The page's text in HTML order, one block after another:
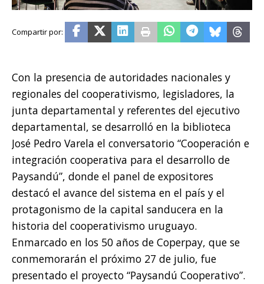
Con la presencia de autoridades nacionales y
regionales del cooperativismo, legisladores, la
junta departamental y referentes del ejecutivo
departamental, se desarrolló en la biblioteca
José Pedro Varela el conversatorio “Cooperación e
integración cooperativa para el desarrollo de
Paysandú”, donde el panel de expositores
destacó el avance del sistema en el país y el
protagonismo de la capital sanducera en la
historia del cooperativismo uruguayo.
Enmarcado en los 50 años de Coperpay, que se
conmemorarán el próximo 27 de julio, fue
presentado el proyecto “Paysandú Cooperativo”.